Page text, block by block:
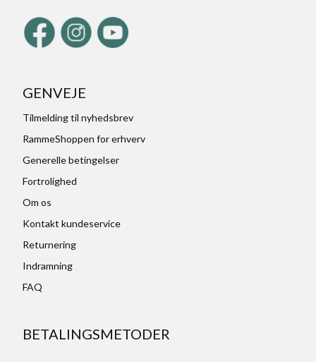
GENVEJE
Tilmelding til nyhedsbrev
RammeShoppen for erhverv
Generelle betingelser
Fortrolighed
Om os
Kontakt kundeservice
Returnering
Indramning
FAQ
BETALINGSMETODER